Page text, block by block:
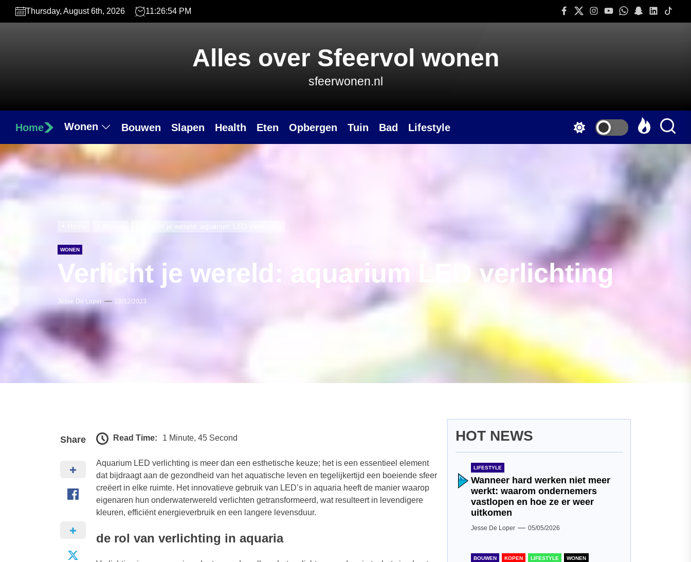
Skip
Thursday, August 6th, 2026 11:26:55 PM Facebook
TwitterInstagram
YoutubeWhatsapp
Snapchat
Linkedin
Tiktok
Alles over Sfeervol wonen
sfeerwonen.nl
Home Wonen Bouwen Slapen Health Eten Opbergen Tuin Bad Lifestyle
Verlicht je wereld: aquarium LED verlichting
WONEN
Verlicht je wereld: aquarium LED verlichting
Jesse De Loper 28/12/2023
Share Read Time: 1 Minute, 45 Second
Aquarium LED verlichting is meer dan een esthetische keuze; het is een essentieel element
dat bijdraagt aan de gezondheid van het aquatische leven en tegelijkertijd een boeiende sfeer
creëert in elke ruimte. Het innovatieve gebruik van LED’s in aquaria heeft de manier waarop
eigenaren hun onderwaterwereld verlichten getransformeerd, wat resulteert in levendigere
kleuren, efficiënt energieverbruik en een langere levensduur.
de rol van verlichting in aquaria
HOT NEWS
LIFESTYLE
Wanneer hard werken niet meer
werkt: waarom ondernemers
vastlopen en hoe ze er weer
uitkomen
Jesse De Loper 05/05/2026
BOUWEN KOPEN LIFESTYLE WONEN